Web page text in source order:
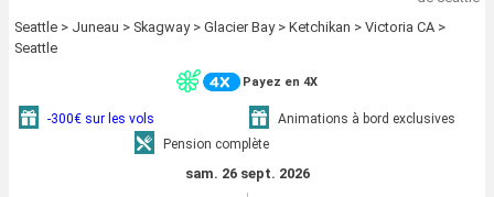
Seattle > Juneau > Skagway > Glacier Bay > Ketchikan > Victoria CA >
Seattle
Payez en 4X
-300€ sur les vols
Animations à bord exclusives
Pension complète
sam. 26 sept. 2026